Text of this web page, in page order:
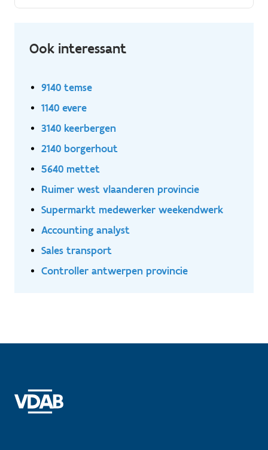
digitale tools.
Ook interessant
9140 temse
1140 evere
3140 keerbergen
2140 borgerhout
5640 mettet
Ruimer west vlaanderen provincie
Supermarkt medewerker weekendwerk
Accounting analyst
Sales transport
Controller antwerpen provincie